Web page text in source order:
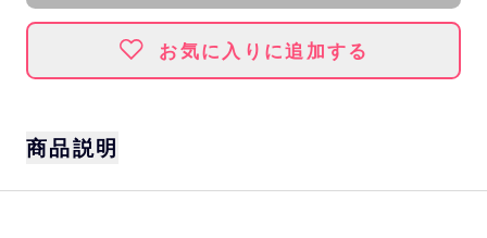
お気に入りに追加する
商品説明